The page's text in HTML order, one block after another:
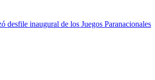
desfile inaugural de los Juegos Paranacionales